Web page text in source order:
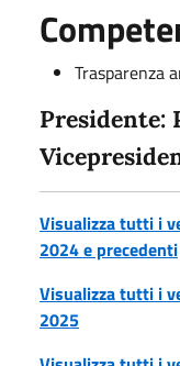
Trasparenza
Presidente:
Visualizza tutti i
2024 e precedenti
Visualizza tutti i
2025